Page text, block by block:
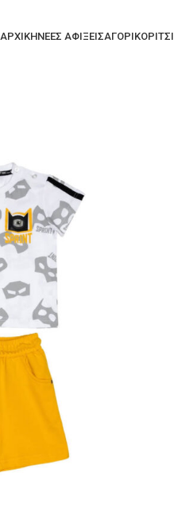
ΑΡΧΙΚΗΝΕΕΣ ΑΦΙΞΕΙΣΑΓΟΡΙΚΟΡΙΤΣΙ